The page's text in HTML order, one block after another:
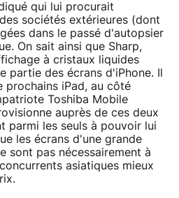
qui lui procurait
sociétés extérieures (dont
dans le passé d'autopsier
On sait ainsi que Sharp,
à cristaux liquides
partie des écrans d'iPhone. Il
prochains iPad, au côté
Toshiba Mobile
auprès de ces deux
parmi les seuls à pouvoir lui
les écrans d'une grande
sont pas nécessairement à
asiatiques mieux